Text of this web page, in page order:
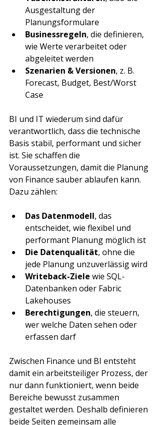
Ausgestaltung der
Planungsformulare
Businessregeln, die definieren,
wie Werte verarbeitet oder
abgeleitet werden
Szenarien & Versionen, z. B.
Forecast, Budget, Best/Worst
Case
BI und IT wiederum sind dafür
verantwortlich, dass die technische
Basis stabil, performant und sicher
ist. Sie schaffen die
Voraussetzungen, damit die Planung
von Finance sauber ablaufen kann.
Dazu zählen:
Das Datenmodell, das
entscheidet, wie flexibel und
performant Planung möglich ist
Die Datenqualität, ohne die
jede Planung unzuverlässig wird
Writeback-Ziele wie SQL-
Datenbanken oder Fabric
Lakehouses
Berechtigungen, die steuern,
wer welche Daten sehen oder
erfassen darf
Zwischen Finance und BI entsteht
damit ein arbeitsteiliger Prozess, der
nur dann funktioniert, wenn beide
Bereiche bewusst zusammen
gestaltet werden. Deshalb definieren
beide Seiten gemeinsam alle